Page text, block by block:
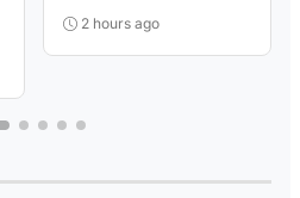
Pengundangan
2 hours ago